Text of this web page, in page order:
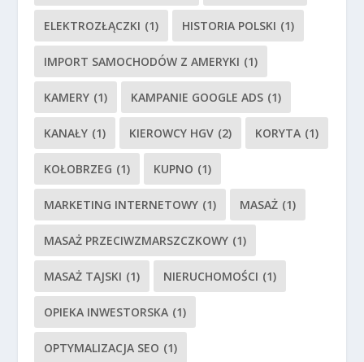
ELEKTROZŁĄCZKI (1) HISTORIA POLSKI (1)
IMPORT SAMOCHODÓW Z AMERYKI (1)
KAMERY (1) KAMPANIE GOOGLE ADS (1)
KANAŁY (1) KIEROWCY HGV (2) KORYTA (1)
KOŁOBRZEG (1) KUPNO (1)
MARKETING INTERNETOWY (1) MASAŻ (1)
MASAŻ PRZECIWZMARSZCZKOWY (1)
MASAŻ TAJSKI (1) NIERUCHOMOŚCI (1)
OPIEKA INWESTORSKA (1)
OPTYMALIZACJA SEO (1)